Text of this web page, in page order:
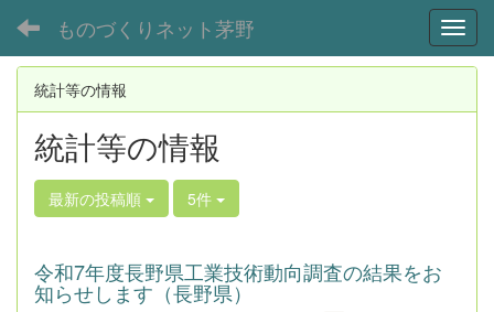
ものづくりネット茅野
統計等の情報
統計等の情報
最新の投稿順 5件
令和7年度長野県工業技術動向調査の結果をお
知らせします（長野県）